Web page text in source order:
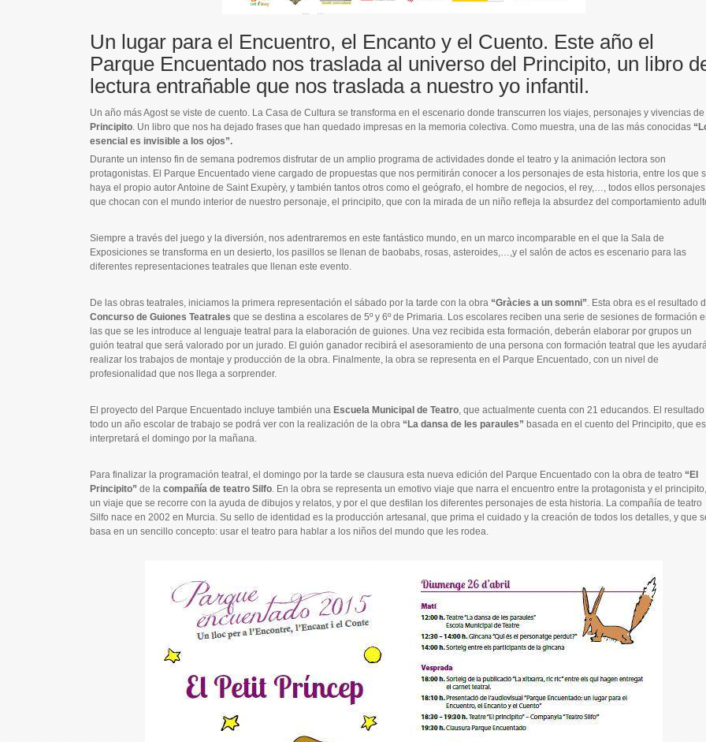
Un lugar para el Encuentro, el Encanto y el Cuento. Este año el
Parque Encuentado nos traslada al universo del Principito, un libro
lectura entrañable que nos traslada a nuestro yo infantil.
Un año más Agost se viste de cuento. La Casa de Cultura se transforma en el escenario donde transcurren los viajes, personajes y vivencias de
Principito. Un libro que nos ha dejado frases que han quedado impresas en la memoria colectiva. Como muestra, una de las más conocidas
esencial es invisible a los ojos”.
Durante un intenso fin de semana podremos disfrutar de un amplio programa de actividades donde el teatro y la animación lectora son
protagonistas. El Parque Encuentado viene cargado de propuestas que nos permitirán conocer a los personajes de esta historia, entre los que
haya el propio autor Antoine de Saint Exupèry, y también tantos otros como el geógrafo, el hombre de negocios, el rey,…, todos ellos personajes
que chocan con el mundo interior de nuestro personaje, el principito, que con la mirada de un niño refleja la absurdez del comportamiento
Siempre a través del juego y la diversión, nos adentraremos en este fantástico mundo, en un marco incomparable en el que la Sala de
Exposiciones se transforma en un desierto, los pasillos se llenan de baobabs, rosas, asteroides,…,y el salón de actos es escenario para las
diferentes representaciones teatrales que llenan este evento.
De las obras teatrales, iniciamos la primera representación el sábado por la tarde con la obra “Gràcies a un somni”. Esta obra es el resultado
Concurso de Guiones Teatrales que se destina a escolares de 5º y 6º de Primaria. Los escolares reciben una serie de sesiones de formación
las que se les introduce al lenguaje teatral para la elaboración de guiones. Una vez recibida esta formación, deberán elaborar por grupos un
guión teatral que será valorado por un jurado. El guión ganador recibirá el asesoramiento de una persona con formación teatral que les
realizar los trabajos de montaje y producción de la obra. Finalmente, la obra se representa en el Parque Encuentado, con un nivel de
profesionalidad que nos llega a sorprender.
El proyecto del Parque Encuentado incluye también una Escuela Municipal de Teatro, que actualmente cuenta con 21 educandos. El resultado
todo un año escolar de trabajo se podrá ver con la realización de la obra “La dansa de les paraules” basada en el cuento del Principito, que es
interpretará el domingo por la mañana.
Para finalizar la programación teatral, el domingo por la tarde se clausura esta nueva edición del Parque Encuentado con la obra de teatro “El
Principito” de la compañía de teatro Silfo. En la obra se representa un emotivo viaje que narra el encuentro entre la protagonista y el principito,
un viaje que se recorre con la ayuda de dibujos y relatos, y por el que desfilan los diferentes personajes de esta historia. La compañía de teatro
Silfo nace en 2002 en Murcia. Su sello de identidad es la producción artesanal, que prima el cuidado y la creación de todos los detalles, y que
basa en un sencillo concepto: usar el teatro para hablar a los niños del mundo que les rodea.